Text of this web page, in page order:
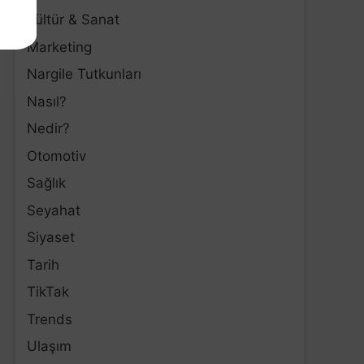
Kültür & Sanat
Marketing
Nargile Tutkunları
Nasıl?
Nedir?
Otomotiv
Sağlık
Seyahat
Siyaset
Tarih
TikTak
Trends
Ulaşım